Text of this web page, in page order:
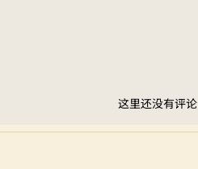
这里还没有评论